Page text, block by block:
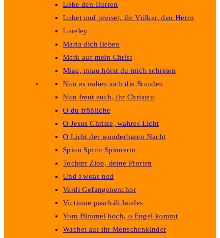
Lobe den Herren
Lobet und preiset, ihr Völker, den Herrn
Loreley
Maria dich lieben
Merk auf mein Christ
Miau, miau hörst du mich schreien
Nun es nahen sich die Stunden
Nun freut euch, ihr Christen
O du fröhliche
O Jesus Christe, wahres Licht
O Licht der wunderbaren Nacht
Spinn Spinn Spinnerin
Tochter Zion, deine Pforten
Und i woas ned
Verdi Gefangenenchor
Victimae pascháli laudes
Vom Himmel hoch, o Engel kommt
Wachet auf ihr Menschenkinder